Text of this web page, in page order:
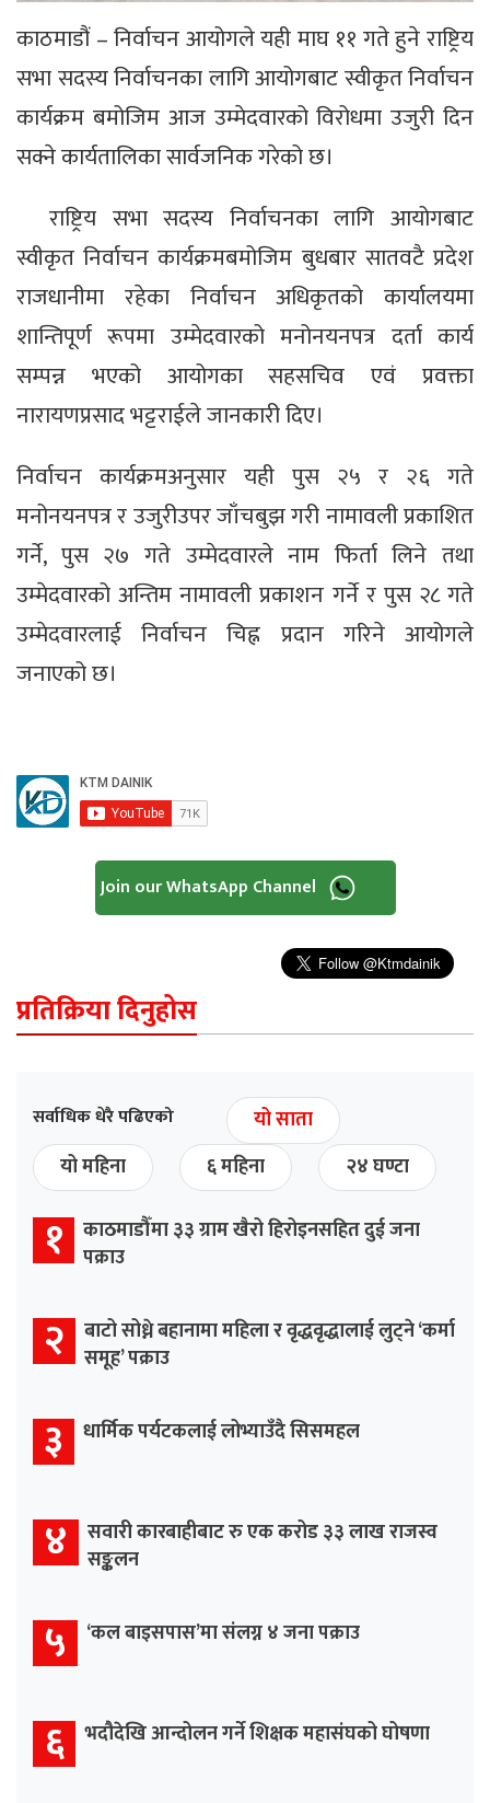
काठमाडौं – निर्वाचन आयोगले यही माघ ११ गते हुने राष्ट्रिय
सभा सदस्य निर्वाचनका लागि आयोगबाट स्वीकृत निर्वाचन
कार्यक्रम बमोजिम आज उम्मेदवारको विरोधमा उजुरी दिन
सक्ने कार्यतालिका सार्वजनिक गरेको छ।
राष्ट्रिय सभा सदस्य निर्वाचनका लागि आयोगबाट
स्वीकृत निर्वाचन कार्यक्रमबमोजिम बुधबार सातवटै प्रदेश
राजधानीमा रहेका निर्वाचन अधिकृतको कार्यालयमा
शान्तिपूर्ण रूपमा उम्मेदवारको मनोनयनपत्र दर्ता कार्य
सम्पन्न भएको आयोगका सहसचिव एवं प्रवक्ता
नारायणप्रसाद भट्टराईले जानकारी दिए।
निर्वाचन कार्यक्रमअनुसार यही पुस २५ र २६ गते
मनोनयनपत्र र उजुरीउपर जाँचबुझ गरी नामावली प्रकाशित
गर्ने, पुस २७ गते उम्मेदवारले नाम फिर्ता लिने तथा
उम्मेदवारको अन्तिम नामावली प्रकाशन गर्ने र पुस २८ गते
उम्मेदवारलाई निर्वाचन चिह्न प्रदान गरिने आयोगले
जनाएको छ।
Join our WhatsApp Channel
प्रतिक्रिया दिनुहोस
सर्वाधिक धेरै पढिएको
यो साता
यो महिना
६ महिना २४ घण्टा
१ काठमाडौँमा ३३ ग्राम खैरो हिरोइनसहित दुई जना
पक्राउ
२ बाटो सोध्ने बहानामा महिला र वृद्धवृद्धालाई लुट्ने ‘कर्मा
समूह’ पक्राउ
३ धार्मिक पर्यटकलाई लोभ्याउँदै सिसमहल
४ सवारी कारबाहीबाट रु एक करोड ३३ लाख राजस्व
सङ्कलन
५ ‘कल बाइसपास’मा संलग्न ४ जना पक्राउ
६ भदौदेखि आन्दोलन गर्ने शिक्षक महासंघको घोषणा